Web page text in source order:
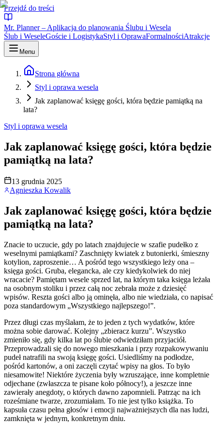
Przejdź do treści
Mr. Planner – Aplikacja do planowania Ślubu i Wesela
Ślub i WeseleGoście i LogistykaStyl i OprawaFormalnościAtrakcje
Menu
Strona główna
Styl i oprawa wesela
Jak zaplanować księgę gości, która będzie pamiątką na
lata?
Styl i oprawa wesela
Jak zaplanować księgę gości, która będzie
pamiątką na lata?
13 grudnia 2025
Agnieszka Kowalik
Jak zaplanować księgę gości, która będzie
pamiątką na lata?
Znacie to uczucie, gdy po latach znajdujecie w szafie pudełko z
weselnymi pamiątkami? Zaschnięty kwiatek z butonierki, śmieszny
kotylion, zaproszenie… A pośród tego wszystkiego leży ona –
księga gości. Gruba, elegancka, ale czy kiedykolwiek do niej
wracacie? Pamiętam wesele sprzed lat, na którym taka księga leżała
na osobnym stoliku i przez całą noc zebrała może z dziesięć
wpisów. Reszta gości albo ją ominęła, albo nie wiedziała, co napisać
poza standardowym „Wszystkiego najlepszego!”.
Przez długi czas myślałam, że to jeden z tych wydatków, które
można sobie darować. Kolejny „zbieracz kurzu”. Wszystko
zmieniło się, gdy kilka lat po ślubie odwiedziłam przyjaciół.
Przeprowadzali się do nowego mieszkania i przy rozpakowywaniu
pudeł natrafili na swoją księgę gości. Usiedliśmy na podłodze,
pośród kartonów, a oni zaczęli czytać wpisy na głos. To było
niesamowite! Niektóre życzenia były wzruszające, inne kompletnie
odjechane (zwłaszcza te pisane koło północy!), a jeszcze inne
zawierały anegdoty, o których dawno zapomnieli. Patrząc na ich
roześmiane twarze, zrozumiałam. To nie jest tylko książka. To
kapsuła czasu pełna głosów i emocji najważniejszych dla nas ludzi,
zamknięta w jednym, konkretnym dniu.